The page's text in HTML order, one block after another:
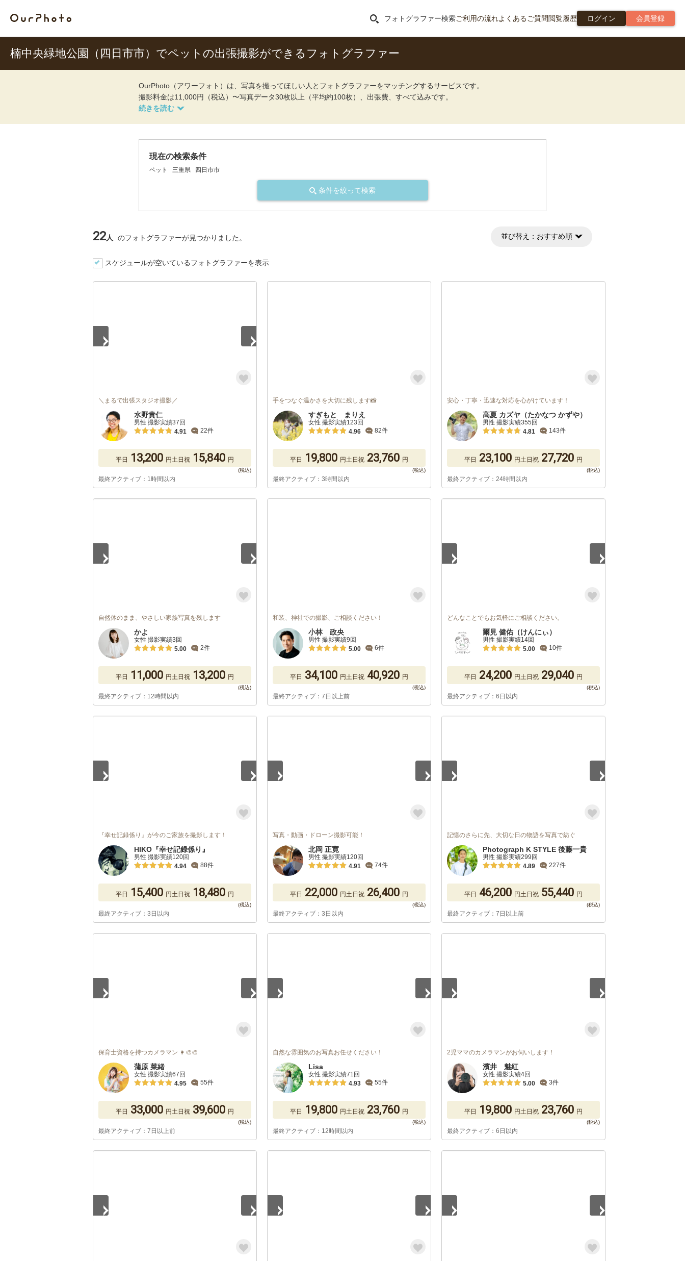
フォトグラファー検索ご利用の流れよくあるご質問閲覧履歴 ログイン 会員登録
楠中央緑地公園（四日市市）でペットの出張撮影ができるフォトグラファー
OurPhoto（アワーフォト）は、写真を撮ってほしい人とフォトグラファーをマッチングするサービスです。
撮影料金は11,000円（税込）〜写真データ30枚以上（平均約100枚）、出張費、すべて込みです。
現在の検索条件
ペット 三重県 四日市市
条件を絞って検索
22人 のフォトグラファーが見つかりました。 並び替え： おすすめ順
スケジュールが空いているフォトグラファーを表示
＼まるで出張スタジオ撮影／
水野貴仁
男性 撮影実績37回
4.91
22件
平日 13,200 円土日祝 15,840 円
最終アクティブ：1時間以内
手をつなぐ温かさを大切に残します📸
すぎもと まりえ
女性 撮影実績123回
4.96
82件
平日 19,800 円土日祝 23,760 円
最終アクティブ：3時間以内
安心・丁寧・迅速な対応を心がけています！
高夏 カズヤ（たかなつ かずや）
男性 撮影実績355回
4.81
143件
平日 23,100 円土日祝 27,720 円
最終アクティブ：24時間以内
自然体のまま、やさしい家族写真を残します
かよ
女性 撮影実績3回
5.00
2件
平日 11,000 円土日祝 13,200 円
最終アクティブ：12時間以内
和装、神社での撮影、ご相談ください！
小林 政央
男性 撮影実績9回
5.00
6件
平日 34,100 円土日祝 40,920 円
最終アクティブ：7日以上前
どんなことでもお気軽にご相談ください。
爾見 健佑（けんにぃ）
男性 撮影実績14回
5.00
10件
平日 24,200 円土日祝 29,040 円
最終アクティブ：6日以内
『幸せ記録係り』が今のご家族を撮影します！
HIKO『幸せ記録係り』
男性 撮影実績120回
4.94
88件
平日 15,400 円土日祝 18,480 円
最終アクティブ：3日以内
写真・動画・ドローン撮影可能！
北岡 正寛
男性 撮影実績120回
4.91
74件
平日 22,000 円土日祝 26,400 円
最終アクティブ：3日以内
記憶のさらに先、大切な日の物語を写真で紡ぐ
Photograph K STYLE 後藤一貴
男性 撮影実績299回
4.89
227件
平日 46,200 円土日祝 55,440 円
最終アクティブ：7日以上前
保育士資格を持つカメラマン 👩‍🎨🎨
蒲原 菜緒
女性 撮影実績67回
4.95
55件
平日 33,000 円土日祝 39,600 円
最終アクティブ：7日以上前
自然な雰囲気のお写真お任せください！
Lisa
女性 撮影実績71回
4.93
55件
平日 19,800 円土日祝 23,760 円
最終アクティブ：12時間以内
2児ママのカメラマンがお伺いします！
濱井 魅紅
女性 撮影実績4回
5.00
3件
平日 19,800 円土日祝 23,760 円
最終アクティブ：6日以内